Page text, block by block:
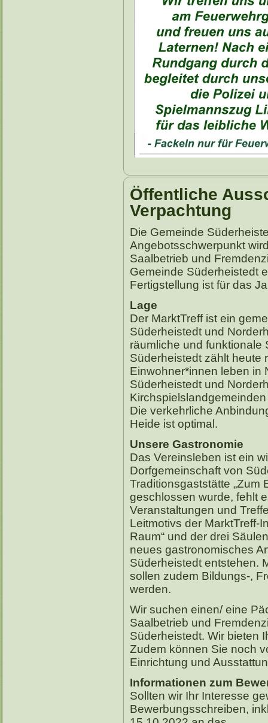
Öffentliche
Verpachtung
Die Gemeinde
Angebotsschwerpunkt
Saalbetrieb und
Gemeinde Süderheistedt
Fertigstellung ist für das
Lage
Der MarktTreff ist ein
Süderheistedt und
räumliche und funktionale
Süderheistedt zählt heute
Einwohner*innen leben in
Süderheistedt und
Die verkehrliche
Heide ist optimal.
Unsere Gastronomie
Das Vereinsleben ist ein
Dorfgemeinschaft von
Traditionsgaststätte „Zum
geschlossen wurde, fehlt
Veranstaltungen und
Leitmotivs der MarktTreff-
Raum“ und der drei
neues gastronomisches
Süderheistedt entstehen.
sollen zudem Bildungs-,
werden.
Wir suchen einen/ eine
Saalbetrieb und
Süderheistedt. Wir bieten
Zudem können Sie noch
Einrichtung und
Informationen zum
Sollten wir Ihr Interesse
Bewerbungsschreiben,